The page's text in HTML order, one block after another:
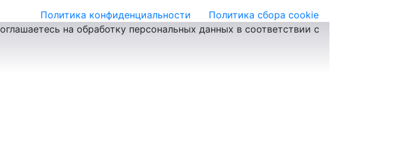
Политика конфиденциальности
Политика сбора cookie
на обработку персональных данных в соответствии с